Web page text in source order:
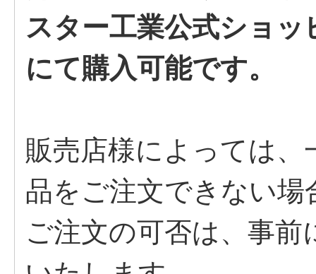
スター工業公式ショ
にて購入可能です。
販売店様によっては
品をご注文できない
ご注文の可否は、事